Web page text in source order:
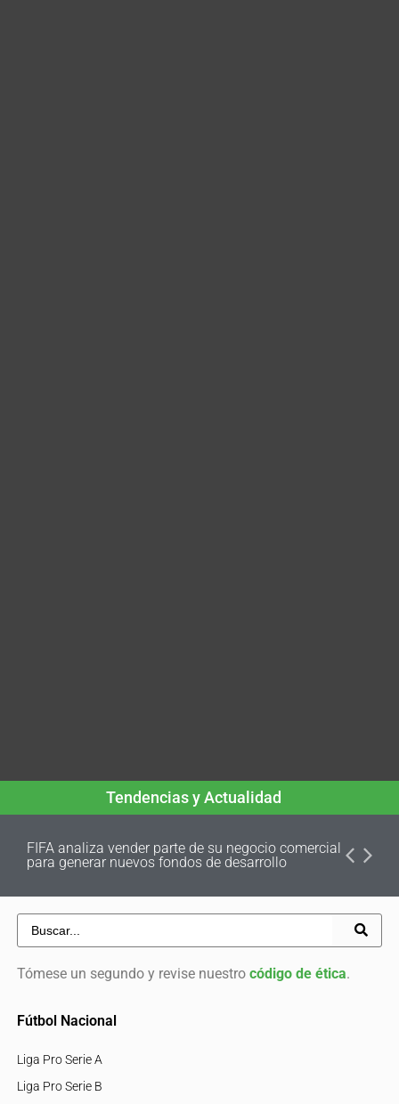
Tendencias y Actualidad
FIFA analiza vender parte de su negocio comercial
para generar nuevos fondos de desarrollo
Tómese un segundo y revise nuestro código de ética.
Fútbol Nacional
Liga Pro Serie A
Liga Pro Serie B